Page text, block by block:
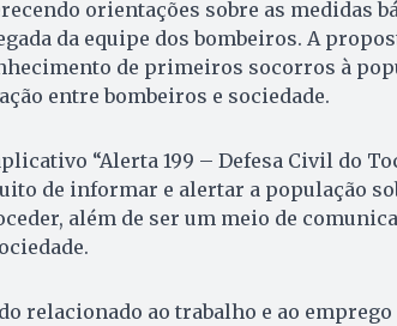
orientações sobre as medidas
da equipe dos bombeiros. A
de primeiros socorros à
entre bombeiros e sociedade.
“Alerta 199 – Defesa Civil do
de informar e alertar a população
além de ser um meio de
relacionado ao trabalho e ao